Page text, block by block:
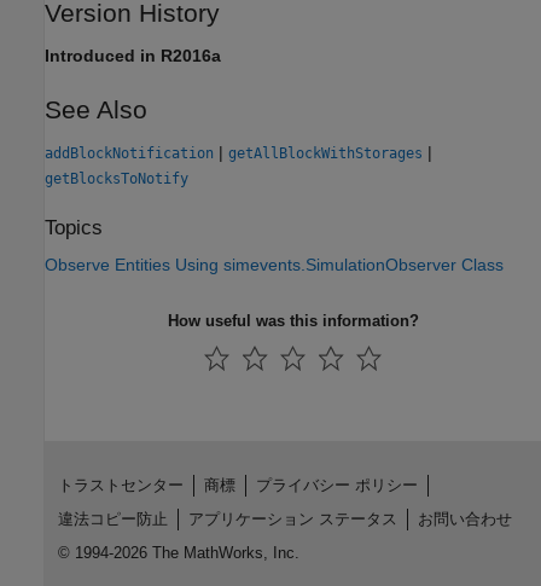
Version History
Introduced in R2016a
See Also
addBlockNotification | getAllBlockWithStorages |
getBlocksToNotify
Topics
Observe Entities Using simevents.SimulationObserver Class
How useful was this information?
トラストセンター 商標
プライバシー ポリシー
違法コピー防止
アプリケーション ステータス
お問い合わせ
© 1994-2026 The MathWorks, Inc.